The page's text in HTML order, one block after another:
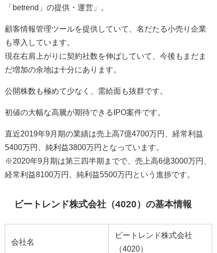
「betrend」の提供・運営」。
顧客情報管理ツールを提供していて、名だたる小売り企業
も導入しています。
現在右肩上がりに契約社数を伸ばしていて、今後もまだま
だ増加の余地は十分にあります。
公開株数も極めて少なく、需給面も抜群です。
初値の大幅な高騰が期待できるIPO案件です。
直近2019年9月期の業績は売上高7億4700万円、経常利益
5400万円、純利益3800万円となっています。
※2020年9月期は第三四半期までで、売上高6億3000万円、
経常利益8100万円、純利益5500万円という進捗です。
ビートレンド株式会社（4020）の基本情報
会社名
ビートレンド株式会社
（4020）